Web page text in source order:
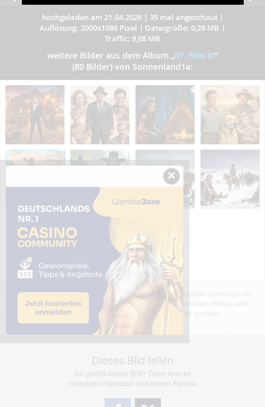
hochgeladen am 21.04.2026| 35 mal angeschaut|
Auflösung: 2000x1086 Pixel | Dateigröße: 0,28 MB |
Traffic: 9,88 MB
weitere Bilder aus dem Album „07. Film III”
(80 Bilder) von Sonnenland1a:
Das dargestellte Bild wurde von einem Nutzer hochgeladen. Directupload
übernimmt keinerlei Haftung für den Inhalt des dargestellten Bildes, wird
jedoch bei Verstößen nach §2(3) unserer AGB handeln.
Dieses Bild teilen
Dir gefällt dieses Bild? Dann teile es
mit deinen Freunden und deiner Familie.
×